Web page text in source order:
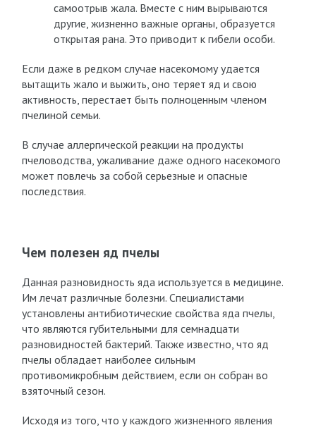
самоотрыв жала. Вместе с ним вырываются
другие, жизненно важные органы, образуется
открытая рана. Это приводит к гибели особи.
Если даже в редком случае насекомому удается
вытащить жало и выжить, оно теряет яд и свою
активность, перестает быть полноценным членом
пчелиной семьи.
В случае аллергической реакции на продукты
пчеловодства, ужаливание даже одного насекомого
может повлечь за собой серьезные и опасные
последствия.
Чем полезен яд пчелы
Данная разновидность яда используется в медицине.
Им лечат различные болезни. Специалистами
установлены антибиотические свойства яда пчелы,
что являются губительными для семнадцати
разновидностей бактерий. Также известно, что яд
пчелы обладает наиболее сильным
противомикробным действием, если он собран во
взяточный сезон.
Исходя из того, что у каждого жизненного явления